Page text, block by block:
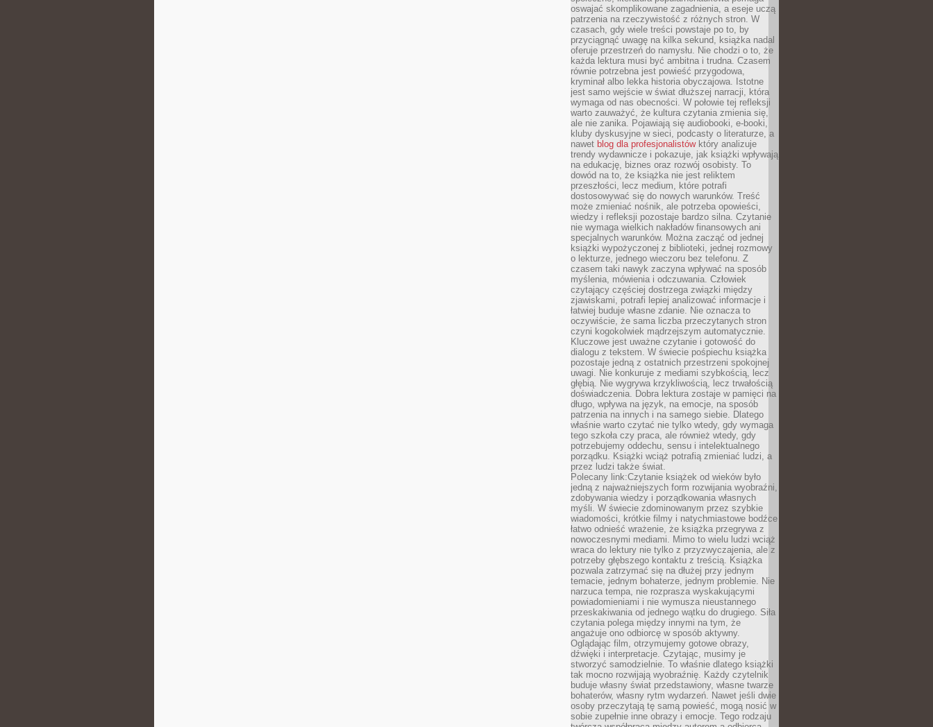
oswajać skomplikowane zagadnienia, a eseje uczą
patrzenia na rzeczywistość z różnych stron. W
czasach, gdy wiele treści powstaje po to, by
przyciągnąć uwagę na kilka sekund, książka nadal
oferuje przestrzeń do namysłu. Nie chodzi o to, że
każda lektura musi być ambitna i trudna. Czasem
równie potrzebna jest powieść przygodowa,
kryminał albo lekka historia obyczajowa. Istotne
jest samo wejście w świat dłuższej narracji, która
wymaga od nas obecności. W połowie tej refleksji
warto zauważyć, że kultura czytania zmienia się,
ale nie zanika. Pojawiają się audiobooki, e-booki,
kluby dyskusyjne w sieci, podcasty o literaturze, a
nawet blog dla profesjonalistówktóry analizuje
trendy wydawnicze i pokazuje, jak książki wpływają
na edukację, biznes oraz rozwój osobisty. To
dowód na to, że książka nie jest reliktem
przeszłości, lecz medium, które potrafi
dostosowywać się do nowych warunków. Treść
może zmieniać nośnik, ale potrzeba opowieści,
wiedzy i refleksji pozostaje bardzo silna. Czytanie
nie wymaga wielkich nakładów finansowych ani
specjalnych warunków. Można zacząć od jednej
książki wypożyczonej z biblioteki, jednej rozmowy
o lekturze, jednego wieczoru bez telefonu. Z
czasem taki nawyk zaczyna wpływać na sposób
myślenia, mówienia i odczuwania. Człowiek
czytający częściej dostrzega związki między
zjawiskami, potrafi lepiej analizować informacje i
łatwiej buduje własne zdanie. Nie oznacza to
oczywiście, że sama liczba przeczytanych stron
czyni kogokolwiek mądrzejszym automatycznie.
Kluczowe jest uważne czytanie i gotowość do
dialogu z tekstem. W świecie pośpiechu książka
pozostaje jedną z ostatnich przestrzeni spokojnej
uwagi. Nie konkuruje z mediami szybkością, lecz
głębią. Nie wygrywa krzykliwością, lecz trwałością
doświadczenia. Dobra lektura zostaje w pamięci na
długo, wpływa na język, na emocje, na sposób
patrzenia na innych i na samego siebie. Dlatego
właśnie warto czytać nie tylko wtedy, gdy wymaga
tego szkoła czy praca, ale również wtedy, gdy
potrzebujemy oddechu, sensu i intelektualnego
porządku. Książki wciąż potrafią zmieniać ludzi, a
przez ludzi także świat.
Polecany link:Czytanie książek od wieków było
jedną z najważniejszych form rozwijania wyobraźni,
zdobywania wiedzy i porządkowania własnych
myśli. W świecie zdominowanym przez szybkie
wiadomości, krótkie filmy i natychmiastowe bodźce
łatwo odnieść wrażenie, że książka przegrywa z
nowoczesnymi mediami. Mimo to wielu ludzi wciąż
wraca do lektury nie tylko z przyzwyczajenia, ale z
potrzeby głębszego kontaktu z treścią. Książka
pozwala zatrzymać się na dłużej przy jednym
temacie, jednym bohaterze, jednym problemie. Nie
narzuca tempa, nie rozprasza wyskakującymi
powiadomieniami i nie wymusza nieustannego
przeskakiwania od jednego wątku do drugiego. Siła
czytania polega między innymi na tym, że
angażuje ono odbiorcę w sposób aktywny.
Oglądając film, otrzymujemy gotowe obrazy,
dźwięki i interpretacje. Czytając, musimy je
stworzyć samodzielnie. To właśnie dlatego książki
tak mocno rozwijają wyobraźnię. Każdy czytelnik
buduje własny świat przedstawiony, własne twarze
bohaterów, własny rytm wydarzeń. Nawet jeśli dwie
osoby przeczytają tę samą powieść, mogą nosić w
sobie zupełnie inne obrazy i emocje. Tego rodzaju